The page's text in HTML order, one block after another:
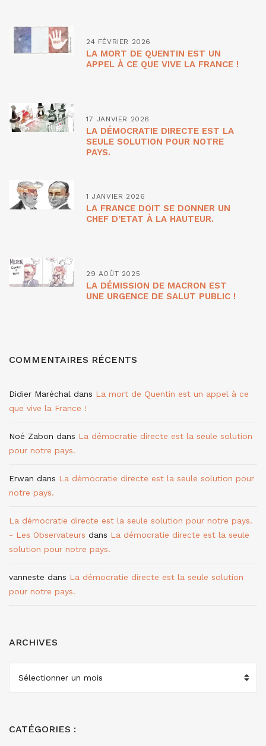
24 FÉVRIER 2026
LA MORT DE QUENTIN EST UN
APPEL À CE QUE VIVE LA FRANCE !
17 JANVIER 2026
LA DÉMOCRATIE DIRECTE EST LA
SEULE SOLUTION POUR NOTRE
PAYS.
1 JANVIER 2026
LA FRANCE DOIT SE DONNER UN
CHEF D’ETAT À LA HAUTEUR.
29 AOÛT 2025
LA DÉMISSION DE MACRON EST
UNE URGENCE DE SALUT PUBLIC !
COMMENTAIRES RÉCENTS
Didier Maréchal dans La mort de Quentin est un appel à ce
que vive la France !
Noé Zabon dans La démocratie directe est la seule solution
pour notre pays.
Erwan dans La démocratie directe est la seule solution pour
notre pays.
La démocratie directe est la seule solution pour notre pays.
- Les Observateurs dans La démocratie directe est la seule
solution pour notre pays.
vanneste dans La démocratie directe est la seule solution
pour notre pays.
ARCHIVES
CATÉGORIES :